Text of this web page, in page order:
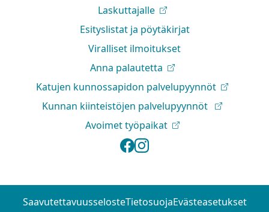
Lapinlahden kunta
Lapinlahden
Laskuttajalle
Esityslistat ja pöytäkirjat
Viralliset ilmoitukset
Anna palautetta
Katujen kunnossapidon palvelupyynnöt
Kunnan kiinteistöjen palvelupyynnöt
Avoimet työpaikat
SaavutettavuusselosteTietosuojaEvästeasetukset